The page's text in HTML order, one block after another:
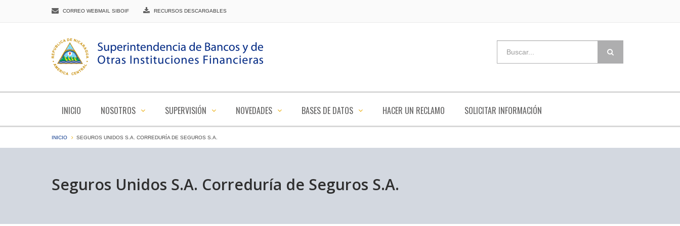
CORREO WEBMAIL SIBOIF RECURSOS DESCARGABLES
INICIO NOSOTROS SUPERVISIÓN NOVEDADES BASES DE DATOS HACER UN RECLAMO SOLICITAR INFORMACIÓN
INICIO SEGUROS UNIDOS S.A. CORREDURÍA DE SEGUROS S.A.
Seguros Unidos S.A. Correduría de Seguros S.A.